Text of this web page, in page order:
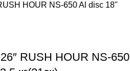
RUSH HOUR NS-650